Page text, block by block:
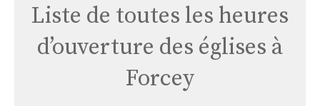
Liste de toutes les heures
d’ouverture des églises à
Forcey